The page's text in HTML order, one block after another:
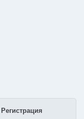
Регистрация